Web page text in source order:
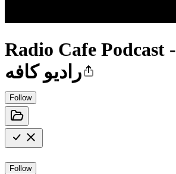
Radio Cafe Podcast - پادکست
راديو کافه
Follow
Follow